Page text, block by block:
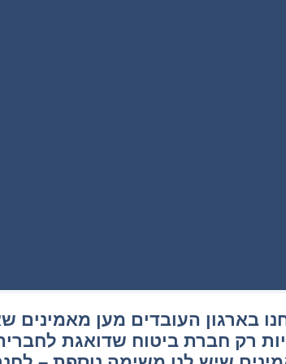
בארגון העובדים מען מאמינים
רק חברת ביטוח שדואגת